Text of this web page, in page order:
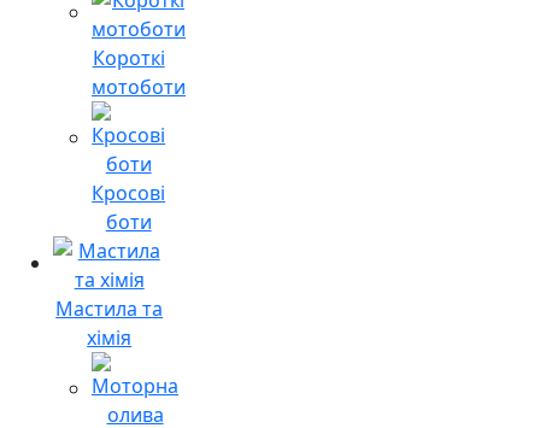
Короткі
мотоботи
Кросові
боти
Мастила та
хімія